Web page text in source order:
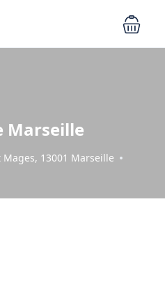
Marseille
13001 Marseille